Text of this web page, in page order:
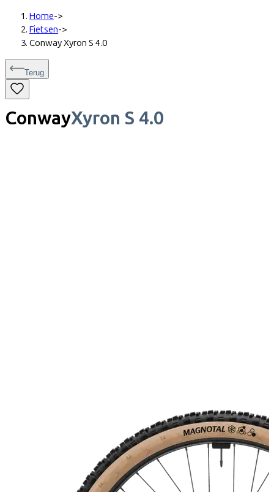
Home->
Fietsen->
Conway Xyron S 4.0
Terug
ConwayXyron S 4.0